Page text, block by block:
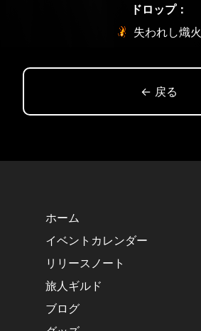
ドロップ：
失われし熾火
← 戻る
ホーム
イベントカレンダー
リリースノート
旅人ギルド
ブログ